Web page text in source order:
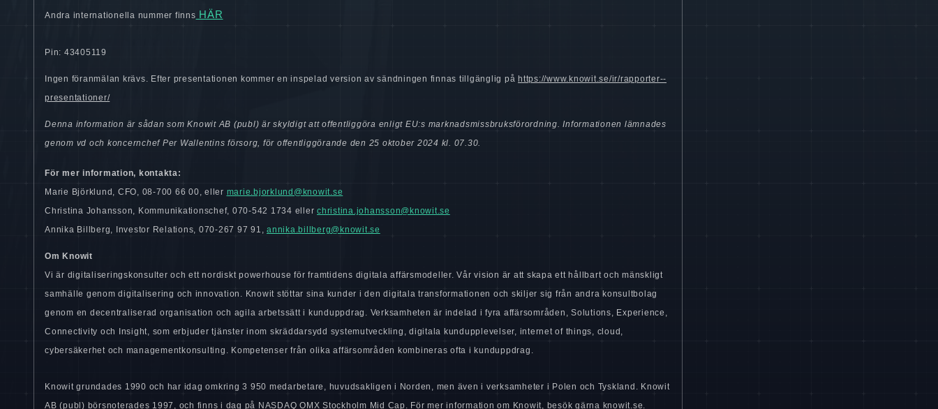
Andra internationella nummer finns HÄR
Pin: 43405119
Ingen föranmälan krävs. Efter presentationen kommer en inspelad version av sändningen finnas tillgänglig på https://www.knowit.se/ir/rapporter--
presentationer/
Denna information är sådan som Knowit AB (publ) är skyldigt att offentliggöra enligt EU:s marknadsmissbruksförordning.Informationen lämnades
genom vd och koncernchef Per Wallentins försorg, för offentliggörande den 25 oktober 2024 kl. 07.30
För mer information, kontakta:
Marie Björklund, CFO, 08-700 66 00, eller marie.bjorklund@knowit.se
Christina Johansson, Kommunikationschef, 070-542 1734 eller christina.johansson@knowit.se
Annika Billberg, Investor Relations, 070-267 97 91, annika.billberg@knowit.se
Om Knowit
Vi är digitaliseringskonsulter och ett nordiskt powerhouse för framtidens digitala affärsmodeller. Vår vision är att skapa ett hållbart och mänskligt
samhälle genom digitalisering och innovation. Knowit stöttar sina kunder i den digitala transformationen och skiljer sig från andra konsultbolag
genom en decentraliserad organisation och agila arbetssätt i kunduppdrag. Verksamheten är indelad i fyra affärsområden, Solutions, Experience,
Connectivity och Insight, som erbjuder tjänster inom skräddarsydd systemutveckling, digitala kundupplevelser, internet of things, cloud,
cybersäkerhet och managementkonsulting. Kompetenser från olika affärsområden kombineras ofta i kunduppdrag.
Knowit grundades 1990 och har idag omkring 3 950 medarbetare, huvudsakligen i Norden, men även i verksamheter i Polen och Tyskland. Knowit
AB (publ) börsnoterades 1997, och finns i dag på NASDAQ OMX Stockholm Mid Cap. För mer information om Knowit, besök gärna knowit.se.